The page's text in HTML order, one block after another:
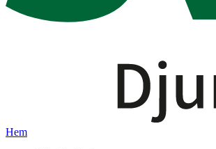
Hem